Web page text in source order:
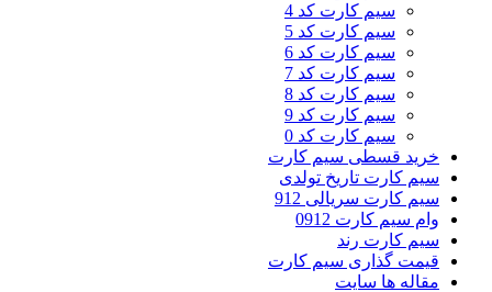
سیم کارت کد 4
سیم کارت کد 5
سیم کارت کد 6
سیم کارت کد 7
سیم کارت کد 8
سیم کارت کد 9
سیم کارت کد 0
خرید قسطی سیم کارت
سیم کارت تاریخ تولدی
سیم کارت سریالی 912
وام سیم کارت 0912
سیم کارت رند
قیمت گذاری سیم کارت
مقاله ها سایت